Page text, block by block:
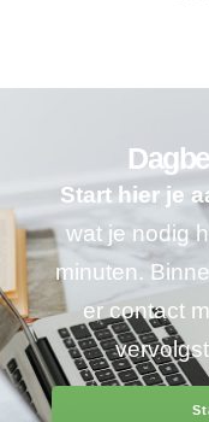
Start hier je
wat je nodig
minuten.
er contact